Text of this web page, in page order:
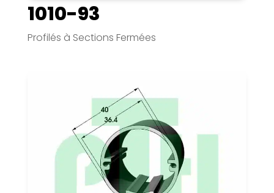
1010-93
Profilés à Sections Fermées